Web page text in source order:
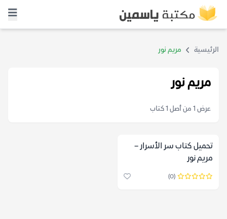
الرئيسية مريم نور
مريم نور
عرض 1 من أصل 1 كتاب
تحميل كتاب سر الأسرار –
مريم نور
(0)